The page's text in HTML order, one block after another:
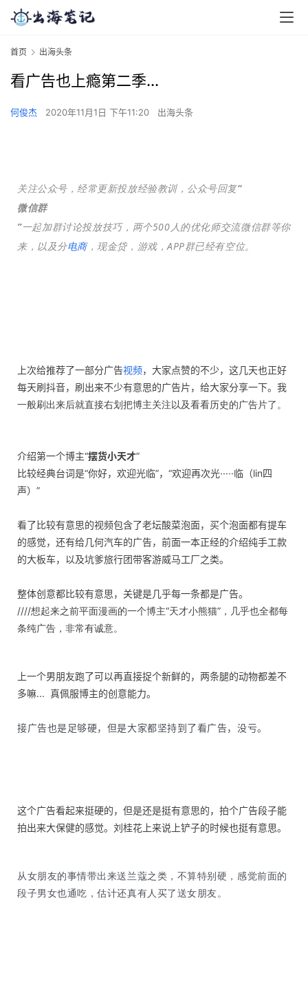
首页 出海头条
看广告也上瘾第二季...
何俊杰 2020年11月1日 下午11:20 出海头条
关注公众号，经常更新投放经验教训，公众号回复“
微信群
”一起加群讨论投放技巧，两个500人的优化师交流微信群等你
来，以及分电商，现金贷，游戏，APP群已经有空位。
上次给推荐了一部分广告视频，大家点赞的不少，这几天也正好
每天刷抖音，刷出来不少有意思的广告片，给大家分享一下。我
一般刷出来后就直接右划把博主关注以及看看历史的广告片了。
介绍第一个博主“摆货小天才”
比较经典台词是“你好，欢迎光临”，“欢迎再次光·····临（lin四
声）”
看了比较有意思的视频包含了老坛酸菜泡面，买个泡面都有提车
的感觉，还有给几何汽车的广告，前面一本正经的介绍纯手工款
的大板车，以及坑爹旅行团带客游威马工厂之类。
整体创意都比较有意思，关键是几乎每一条都是广告。
////想起来之前平面漫画的一个博主“天才小熊猫”，几乎也全都每
条纯广告，非常有诚意。
上一个男朋友跑了可以再直接捉个新鲜的，两条腿的动物都差不
多嘛... 真佩服博主的创意能力。
接广告也是足够硬，但是大家都坚持到了看广告，没亏。
这个广告看起来挺硬的，但是还是挺有意思的，拍个广告段子能
拍出来大保健的感觉。刘桂花上来说上铲子的时候也挺有意思。
从女朋友的事情带出来送兰蔻之类，不算特别硬，感觉前面的
段子男女也通吃，估计还真有人买了送女朋友。